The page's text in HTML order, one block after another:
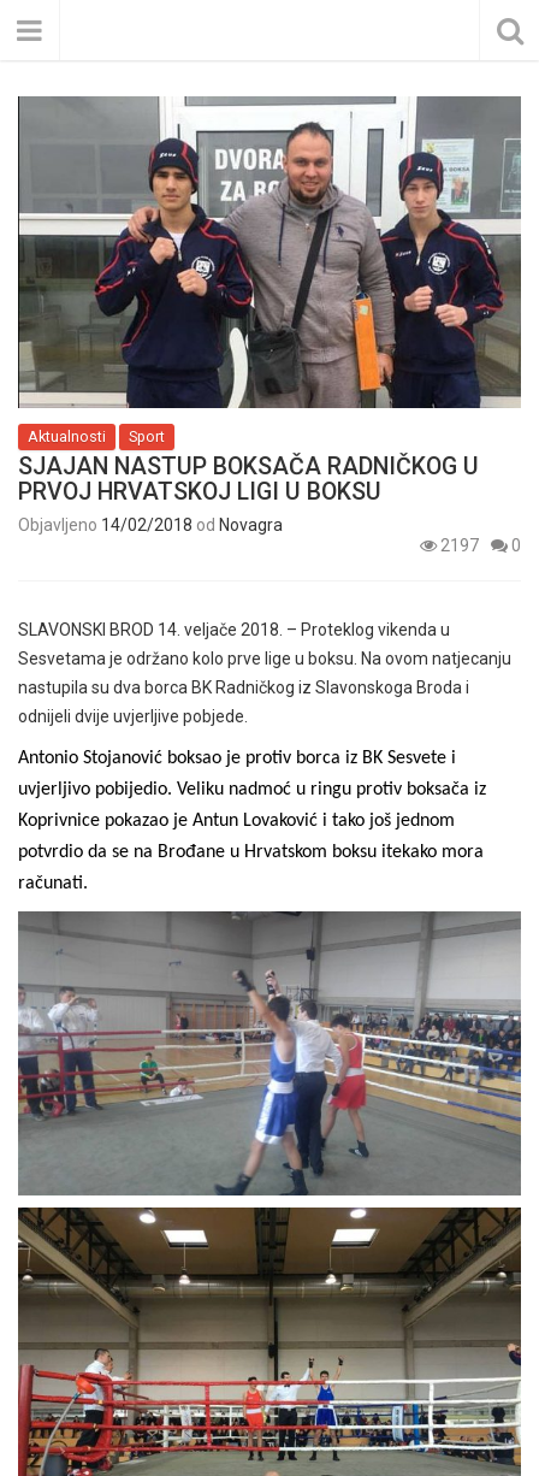
Aktualnosti Sport
SJAJAN NASTUP BOKSAČA RADNIČKOG U
PRVOJ HRVATSKOJ LIGI U BOKSU
Objavljeno 14/02/2018 od Novagra
2197
0
SLAVONSKI BROD 14. veljače 2018. – Proteklog vikenda u
Sesvetama je održano kolo prve lige u boksu. Na ovom natjecanju
nastupila su dva borca BK Radničkog iz Slavonskoga Broda i
odnijeli dvije uvjerljive pobjede.
Antonio Stojanović boksao je protiv borca iz BK Sesvete i
uvjerljivo pobijedio. Veliku nadmoć u ringu protiv boksača iz
Koprivnice pokazao je Antun Lovaković i tako još jednom
potvrdio da se na Brođane u Hrvatskom boksu itekako mora
računati.